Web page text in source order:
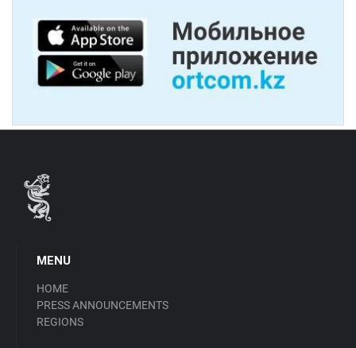
MENU
HOME
PRESS ANNOUNCEMENTS
REGIONS